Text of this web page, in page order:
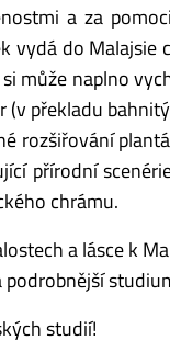
a za
vydá do Malajsie
může naplno
(v překladu
rozšiřování
přírodní
chrámu.
a lásce k
studií!